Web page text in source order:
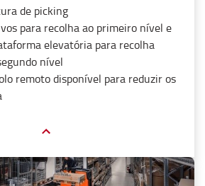
de picking
para recolha ao primeiro nível e
elevatória para recolha
nível
remoto disponível para reduzir os